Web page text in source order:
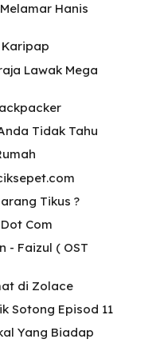
Hanis
Karipap
Lawak Mega
Tidak Tahu
Tikus ?
Com
- Faizul ( OST
di Zolace
Sotong Episod 11
Yang Biadap